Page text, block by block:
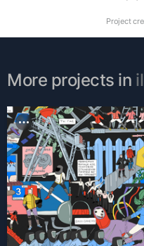
Project
More projects in